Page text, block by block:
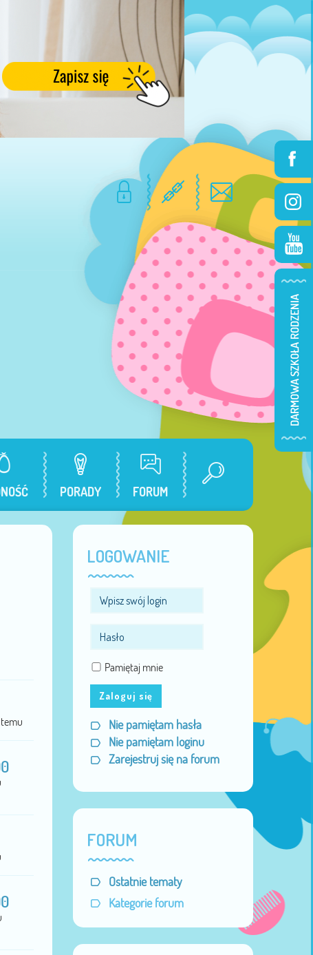
PORADY FORUM
LOGOWANIE
Pamiętaj mnie
Zaloguj się
Nie pamiętam hasła
Nie pamiętam loginu
Zarejestruj się na forum
FORUM
Ostatnie tematy
Kategorie forum